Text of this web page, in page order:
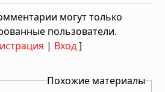
могут только
пользователи.
| Вход]
Похожие материалы